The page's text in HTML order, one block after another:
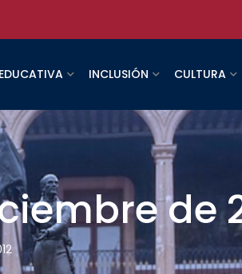
INCLUSIÓN CULTURA
de